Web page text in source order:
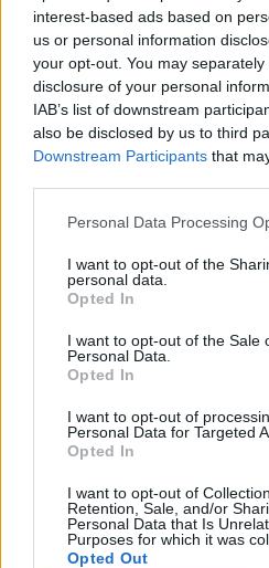
interest-based ads based on
us or personal information
your opt-out. You may
disclosure of your personal
IAB’s list of downstream
also be disclosed by us to third
Downstream Participants that
Personal Data Processing
I want to opt-out of the
personal data.
Opted In
I want to opt-out of the Sale
Personal Data.
Opted In
I want to opt-out of
Personal Data for Targeted
Opted In
I want to opt-out of
Retention, Sale, and/or
Personal Data that Is
Purposes for which it was
Opted Out
ΣΧΕΤΙΚΑ ΑΡΘΡΑ